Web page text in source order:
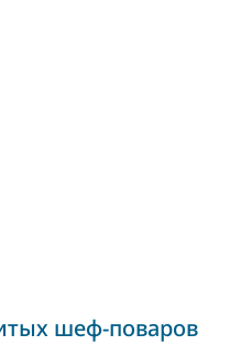
шеф-поваров